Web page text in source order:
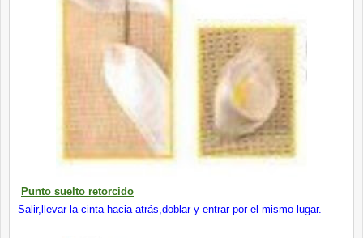
Punto suelto retorcido
Salir,llevar la cinta hacia atrás,doblar y entrar por el mismo lugar.